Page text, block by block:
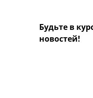
Будьте в
новостей!